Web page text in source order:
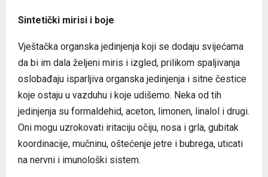
Sintetički mirisi i boje
Vještačka organska jedinjenja koji se dodaju svijećama
da bi im dala željeni miris i izgled, prilikom spaljivanja
oslobađaju isparljiva organska jedinjenja i sitne čestice
koje ostaju u vazduhu i koje udišemo. Neka od tih
jedinjenja su formaldehid, aceton, limonen, linalol i drugi.
Oni mogu uzrokovati iritaciju očiju, nosa i grla, gubitak
koordinacije, mučninu, oštećenje jetre i bubrega, uticati
na nervni i imunološki sistem.